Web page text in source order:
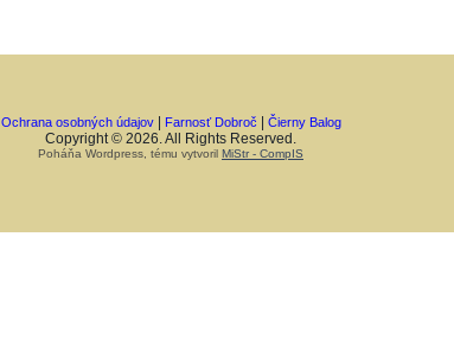
Ochrana osobných údajov| Farnosť Dobroč Čierny Balog
Copyright © 2026. All Rights Reserved.
Poháňa Wordpress, tému vytvoril MiStr - CompIS